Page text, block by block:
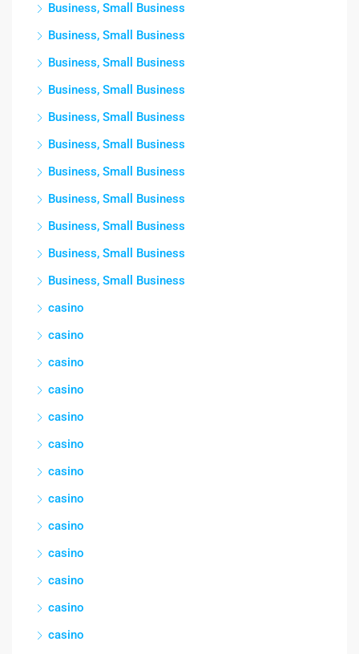
Business, Small Business
Business, Small Business
Business, Small Business
Business, Small Business
Business, Small Business
Business, Small Business
Business, Small Business
Business, Small Business
Business, Small Business
Business, Small Business
Business, Small Business
casino
casino
casino
casino
casino
casino
casino
casino
casino
casino
casino
casino
casino